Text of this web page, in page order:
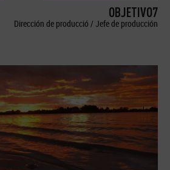
OBJETIVO7
Dirección de producció / Jefe de producción